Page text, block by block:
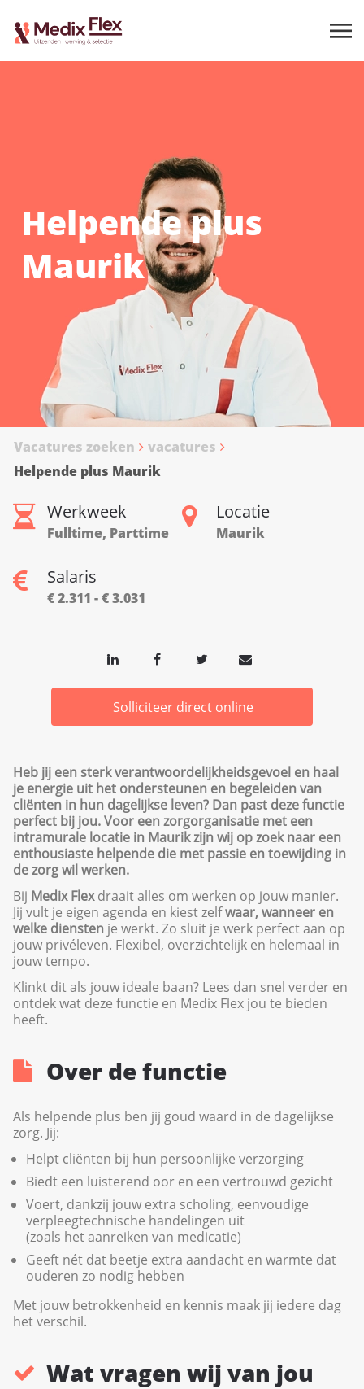
Helpende plus
Maurik
Vacatures zoeken
vacatures
Helpende plus Maurik
Werkweek
Fulltime, Parttime
Locatie
Maurik
Salaris
€ 2.311 - € 3.031
Solliciteer direct online
Heb jij een sterk verantwoordelijkheidsgevoel en haal
je energie uit het ondersteunen en begeleiden van
cliënten in hun dagelijkse leven? Dan past deze functie
perfect bij jou. Voor een zorgorganisatie met een
intramurale locatie in Maurik zijn wij op zoek naar een
enthousiaste helpende die met passie en toewijding in
de zorg wil werken.
Bij Medix Flex draait alles om werken op jouw manier.
Jij vult je eigen agenda en kiest zelfwaar, wanneer en
welke diensten je werkt. Zo sluit je werk perfect aan op
jouw privéleven. Flexibel, overzichtelijk en helemaal in
jouw tempo.
Klinkt dit als jouw ideale baan? Lees dan snel verder en
ontdek wat deze functie en Medix Flex jou te bieden
heeft.
Over de functie
Als helpende plus ben jij goud waard in de dagelijkse
zorg. Jij:
Helpt cliënten bij hun persoonlijke verzorging
Biedt een luisterend oor en een vertrouwd gezicht
Voert, dankzij jouw extra scholing, eenvoudige
verpleegtechnische handelingen uit
(zoals het aanreiken van medicatie)
Geeft nét dat beetje extra aandacht en warmte dat
ouderen zo nodig hebben
Met jouw betrokkenheid en kennis maak jij iedere dag
het verschil.
Wat vragen wij van jou